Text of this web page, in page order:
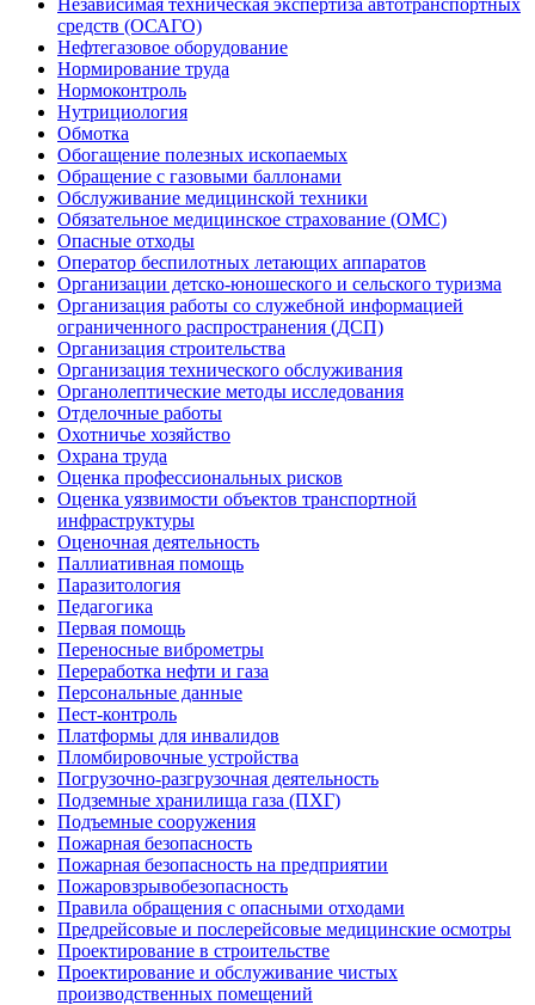
Независимая техническая экспертиза автотранспортных
средств (ОСАГО)
Нефтегазовое оборудование
Нормирование труда
Нормоконтроль
Нутрициология
Обмотка
Обогащение полезных ископаемых
Обращение с газовыми баллонами
Обслуживание медицинской техники
Обязательное медицинское страхование (ОМС)
Опасные отходы
Оператор беспилотных летающих аппаратов
Организации детско-юношеского и сельского туризма
Организация работы со служебной информацией
ограниченного распространения (ДСП)
Организация строительства
Организация технического обслуживания
Органолептические методы исследования
Отделочные работы
Охотничье хозяйство
Охрана труда
Оценка профессиональных рисков
Оценка уязвимости объектов транспортной
инфраструктуры
Оценочная деятельность
Паллиативная помощь
Паразитология
Педагогика
Первая помощь
Переносные виброметры
Переработка нефти и газа
Персональные данные
Пест-контроль
Платформы для инвалидов
Пломбировочные устройства
Погрузочно-разгрузочная деятельность
Подземные хранилища газа (ПХГ)
Подъемные сооружения
Пожарная безопасность
Пожарная безопасность на предприятии
Пожаровзрывобезопасность
Правила обращения с опасными отходами
Предрейсовые и послерейсовые медицинские осмотры
Проектирование в строительстве
Проектирование и обслуживание чистых
производственных помещений